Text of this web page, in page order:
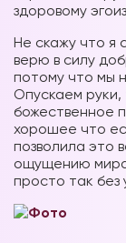
здоровому
Не скажу что я
верю в силу
потому что мы
Опускаем руки,
божественное
хорошее что
позволила это
ощущению
просто так без